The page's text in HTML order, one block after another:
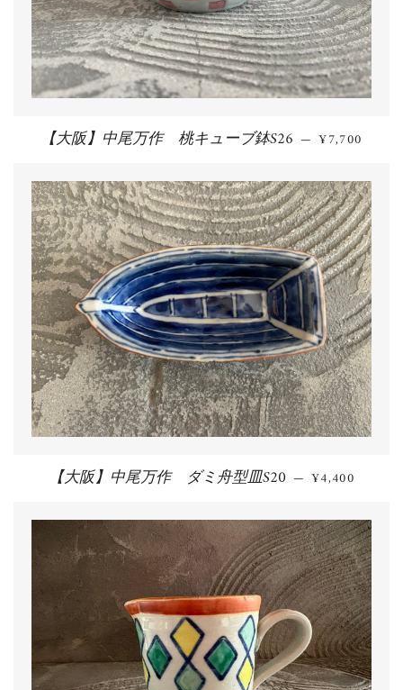
【大阪】中尾万作 桃キューブ鉢S26 — 通常価格
¥7,700
【大阪】中尾万作 ダミ舟型皿S20 — 通常価格
¥4,400